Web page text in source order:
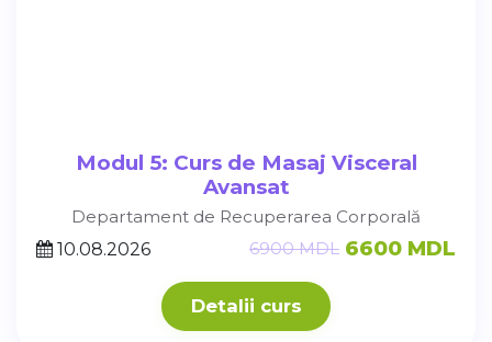
Modul 5: Curs de Masaj Visceral
Avansat
Departament de Recuperarea Corporală
10.08.2026
6900 MDL 6600 MDL
Detalii curs